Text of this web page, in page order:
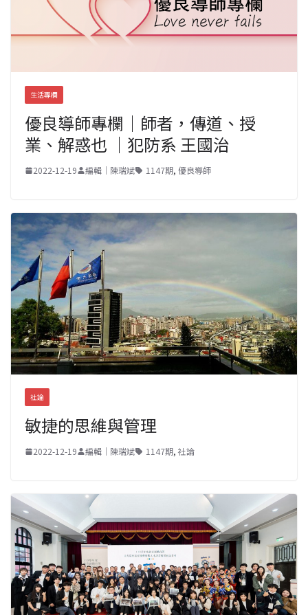
生活專欄
優良導師專欄｜師者，傳道、授
業、解惑也 ｜犯防系 王國治
2022-12-19 編輯｜陳瑞斌 1147期, 優良導師
社論
敏捷的思維與管理
2022-12-19 編輯｜陳瑞斌 1147期, 社論